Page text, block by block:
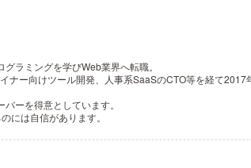
ラミングを学びWeb業界へ転職。
ー向けツール開発、人事系SaaSのCTO等を経て
ーを得意としています。
には自信があります。